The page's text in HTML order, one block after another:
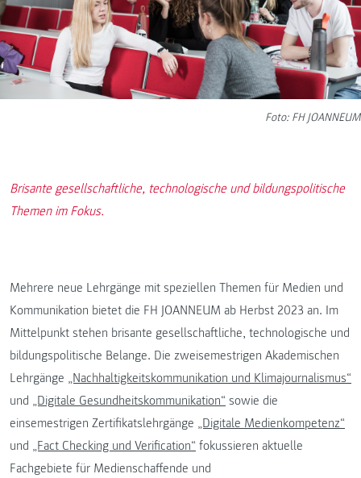
Foto: FH JOANNEUM
Brisante gesellschaftliche, technologische und bildungspolitische
Themen im Fokus.
Mehrere neue Lehrgänge mit speziellen Themen für Medien und
Kommunikation bietet die FH JOANNEUM ab Herbst 2023 an. Im
Mittelpunkt stehen brisante gesellschaftliche, technologische und
bildungspolitische Belange. Die zweisemestrigen Akademischen
Lehrgänge „Nachhaltigkeitskommunikation und Klimajournalismus“
und „Digitale Gesundheitskommunikation“ sowie die
einsemestrigen Zertifikatslehrgänge „Digitale Medienkompetenz“
und „Fact Checking und Verification“ fokussieren aktuelle
Fachgebiete für Medienschaffende und